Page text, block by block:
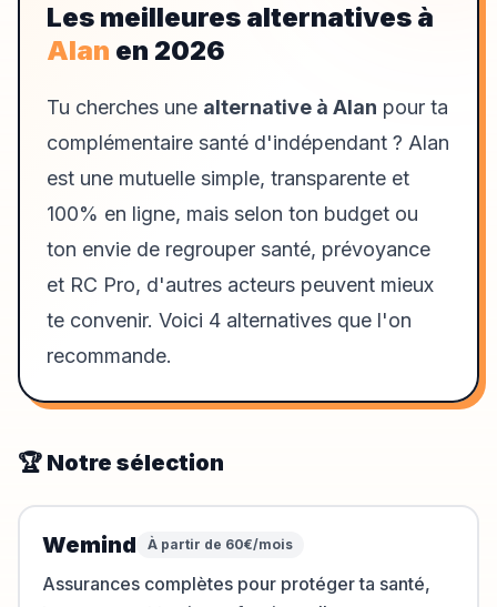
Les meilleures alternatives à
Alan en 2026
Tu cherches une alternative à Alan pour ta
complémentaire santé d'indépendant ? Alan
est une mutuelle simple, transparente et
100% en ligne, mais selon ton budget ou
ton envie de regrouper santé, prévoyance
et RC Pro, d'autres acteurs peuvent mieux
te convenir. Voici 4 alternatives que l'on
recommande.
🏆 Notre sélection
Wemind À partir de 60€/mois
Assurances complètes pour protéger ta santé,